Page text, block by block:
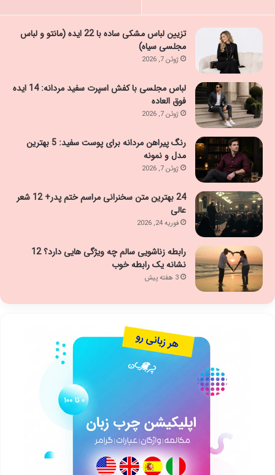
تزیین لباس مشکی ساده با 22 ایده (مانتو و لباس
مجلسی سیاه)
ژوئن 7, 2026
لباس مجلسی با کفش اسپرت سفید مردانه: 14 ایده
فوق العاده
ژوئن 7, 2026
رنگ پیراهن مردانه برای پوست سفید: 5 بهترین
مدل و نمونه
ژوئن 7, 2026
24 بهترین متن سخنرانی مراسم ختم پدر+ 12 شعر
عالی
فوریه 24, 2026
رابطه زناشویی سالم چه ویژگی هایی دارد؟ 12
نشانه یک رابطه خوب
3 هفته پیش